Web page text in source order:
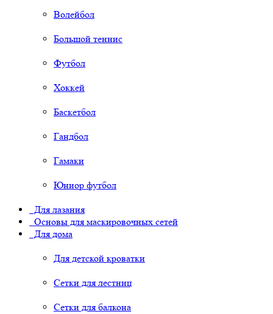
Волейбол
Большой теннис
Футбол
Хоккей
Баскетбол
Гандбол
Гамаки
Юниор футбол
Для лазания
Основы для маскировочных сетей
Для дома
Для детской кроватки
Сетки для лестниц
Сетки для балкона